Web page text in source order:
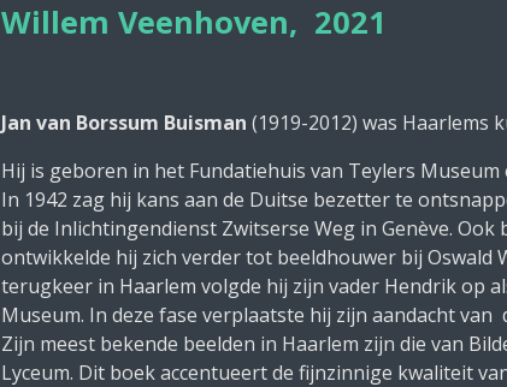
Willem Veenhoven, 2021
Jan van Borssum Buisman (1919-2012) was Haarlems
Hij is geboren in het Fundatiehuis van Teylers
In 1942 zag hij kans aan de Duitse bezetter te
bij de Inlichtingendienst Zwitserse Weg in Genève.
ontwikkelde hij zich verder tot beeldhouwer bij Oswald
terugkeer in Haarlem volgde hij zijn vader Hendrik op
Museum. In deze fase verplaatste hij zijn aandacht
Zijn meest bekende beelden in Haarlem zijn die van
Lyceum. Dit boek accentueert de fijnzinnige kwaliteit